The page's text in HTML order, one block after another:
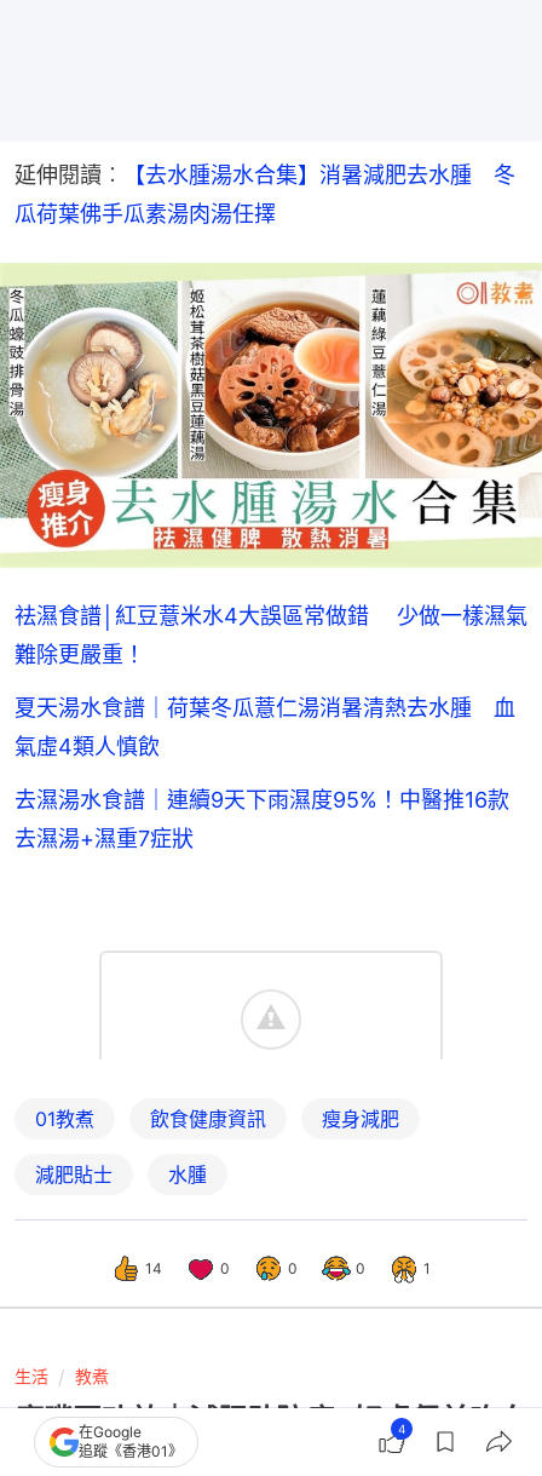
延伸閱讀︰
【去水腫湯水合集】消暑減肥去水腫　冬
瓜荷葉佛手瓜素湯肉湯任擇
祛濕食譜│紅豆薏米水4大誤區常做錯 少做一樣濕氣
難除更嚴重！
夏天湯水食譜｜荷葉冬瓜薏仁湯消暑清熱去水腫 血
氣虛4類人慎飲
去濕湯水食譜｜連續9天下雨濕度95%！中醫推16款
去濕湯+濕重7症狀
01教煮 飲食健康資訊 瘦身減肥
減肥貼士 水腫
14 0 0 0 1
生活 教煮
鷹嘴豆功效｜減肥助防癌4好處餐前吃血
糖降36% +1物增蛋白質吸收
在Google
追蹤《香港01》
4